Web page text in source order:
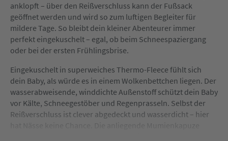
anklopft – über den Reißverschluss kann der Fußsack
geöffnet werden und wird so zum luftigen Begleiter für
mildere Tage. So bleibt dein kleiner Abenteurer immer
perfekt eingekuschelt – egal, ob beim Schneespaziergang
oder bei der ersten Frühlingsbrise.
Eingekuschelt in superweiches Thermo-Fleece fühlt sich
dein Baby, als würde es in einem Wolkenbettchen liegen. Der
wasserabweisende, winddichte Außenstoff schützt dein Baby
vor Kälte, Schneegestöber und Regenprasseln. Selbst der
Reißverschluss ist clever abgedeckt und wasserdicht – hier